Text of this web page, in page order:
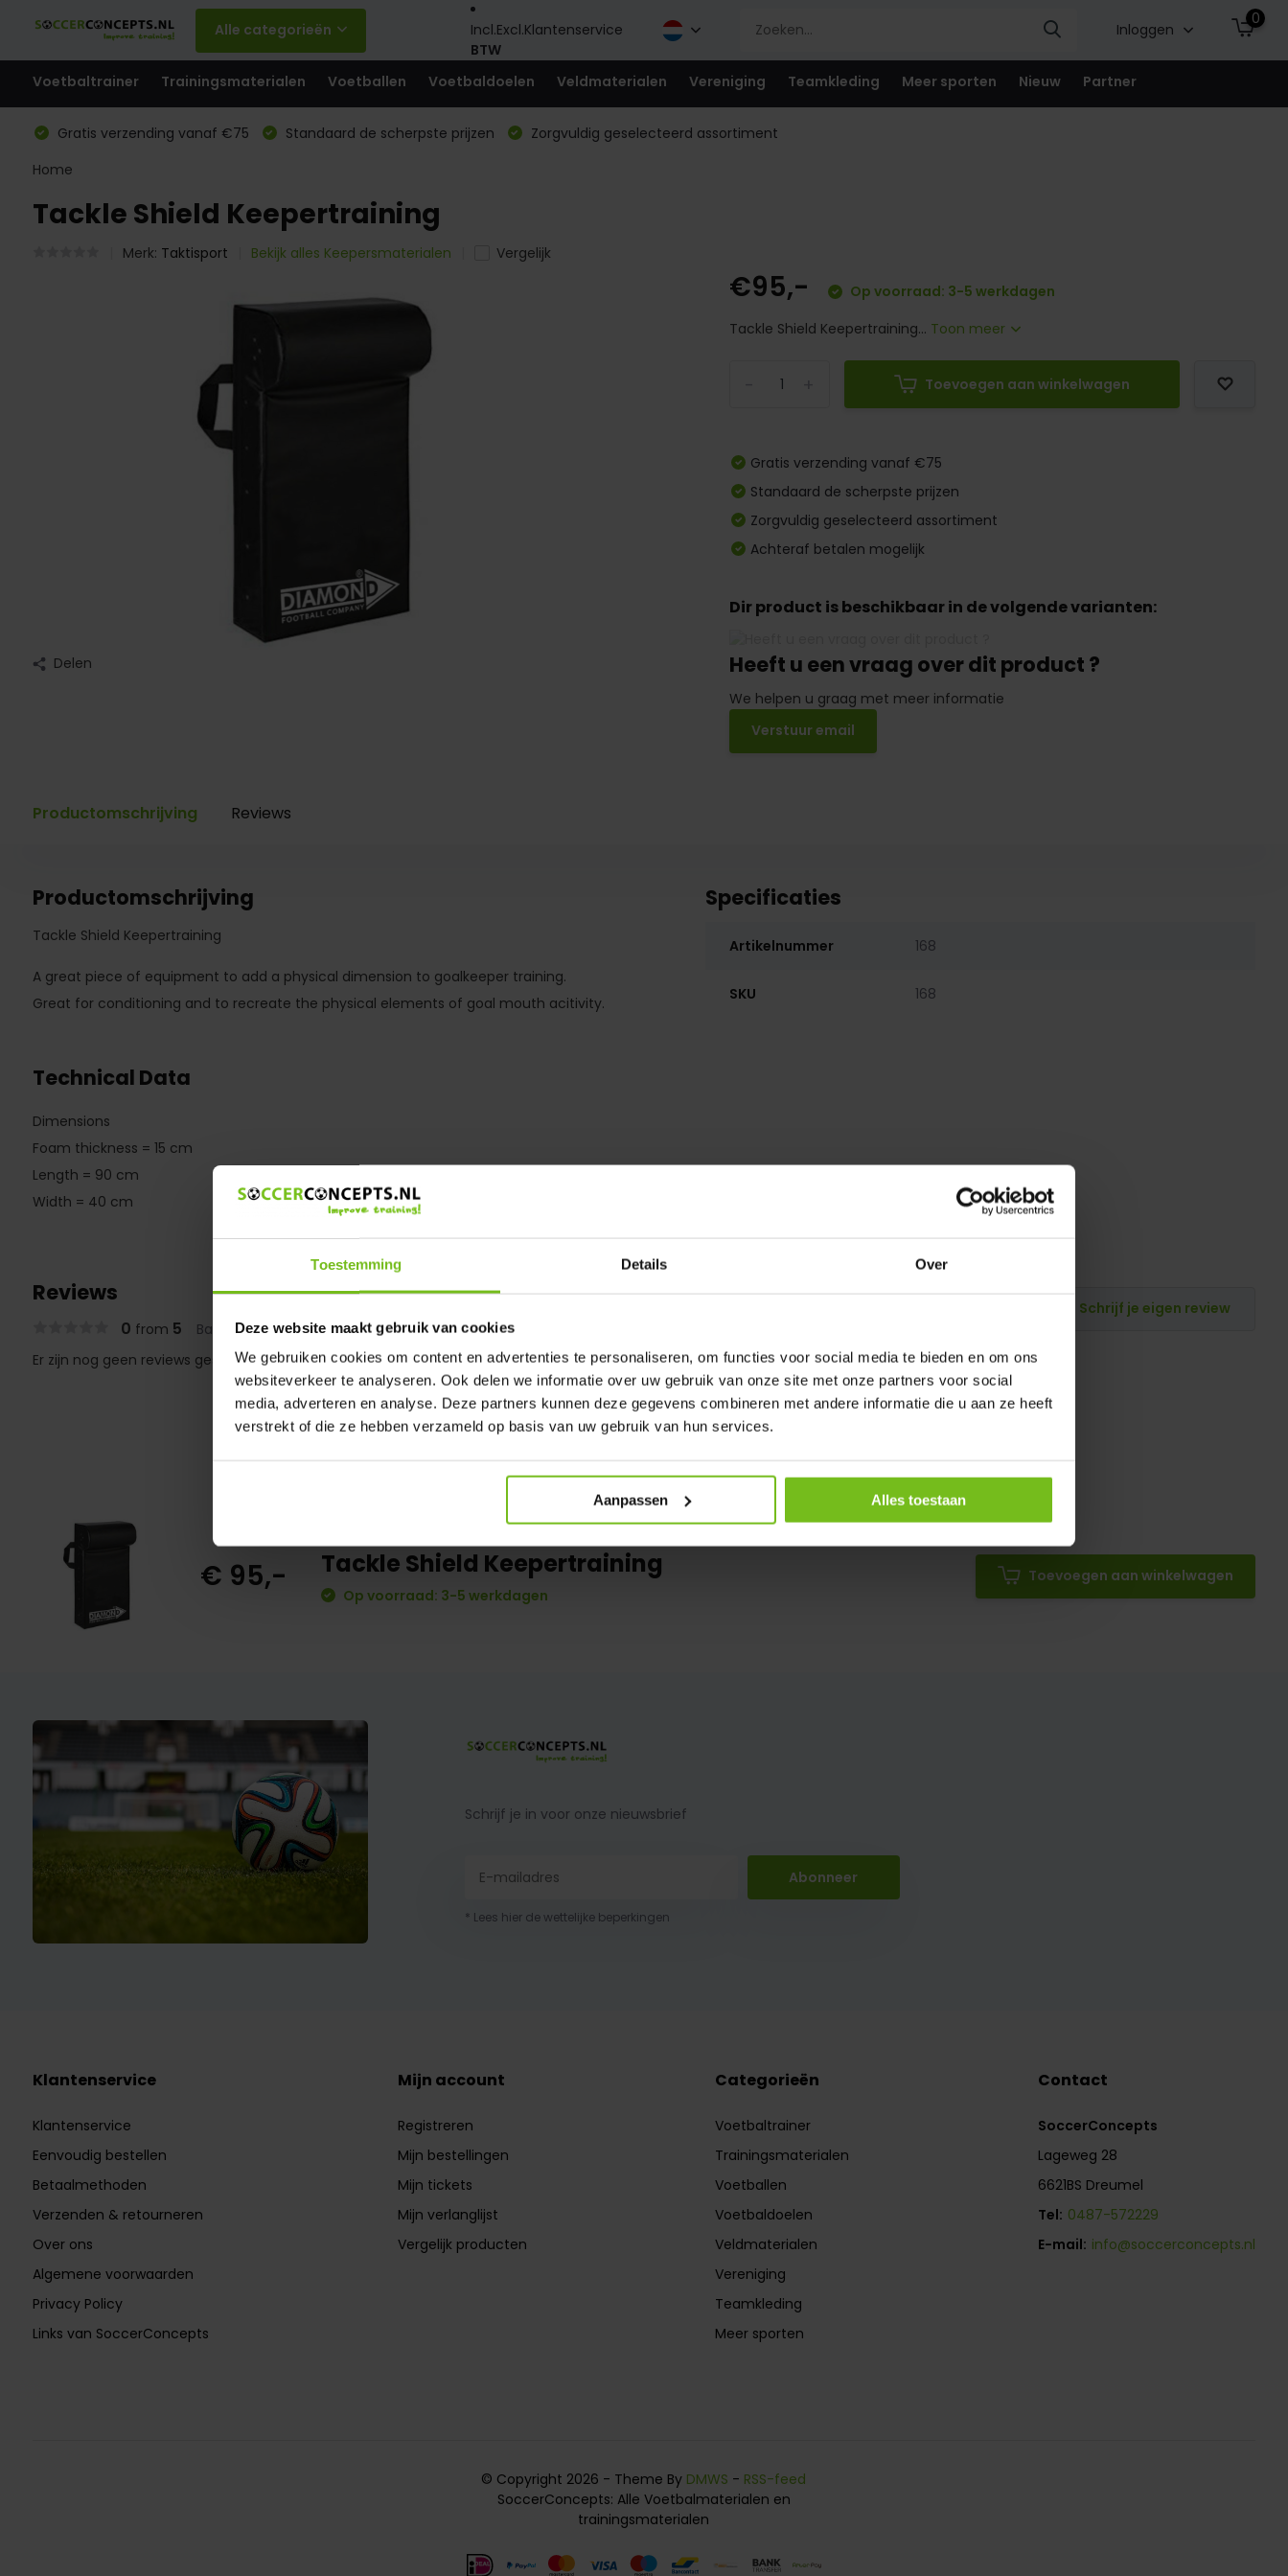
Toestemming Details Over
Deze website maakt gebruik van cookies
We gebruiken cookies om content en advertenties te personaliseren, om functies voor social media te bieden en om ons
websiteverkeer te analyseren. Ook delen we informatie over uw gebruik van onze site met onze partners voor social
media, adverteren en analyse. Deze partners kunnen deze gegevens combineren met andere informatie die u aan ze heeft
verstrekt of die ze hebben verzameld op basis van uw gebruik van hun services.
Aanpassen Alles toestaan
Alle categorieën Incl.Excl.
BTW
Klantenservice Inloggen
0
Voetbaltrainer Trainingsmaterialen Voetballen Voetbaldoelen Veldmaterialen Vereniging Teamkleding Meer sporten Nieuw Partner
Gratis verzending vanaf €75 Standaard de scherpste prijzen
Zorgvuldig geselecteerd assortiment
Home
Tackle Shield Keepertraining
Merk: Taktisport Bekijk alles Keepersmaterialen Vergelijk
Delen
€95,-
Op voorraad: 3-5 werkdagen
Tackle Shield Keepertraining... Toon meer
Toevoegen aan winkelwagen
Gratis verzending vanaf €75
Standaard de scherpste prijzen
Zorgvuldig geselecteerd assortiment
Achteraf betalen mogelijk
Dir product is beschikbaar in de volgende varianten:
Heeft u een vraag over dit product ?
We helpen u graag met meer informatie
Verstuur email
Productomschrijving Reviews
Productomschrijving
Tackle Shield Keepertraining
A great piece of equipment to add a physical dimension to goalkeeper training.
Great for conditioning and to recreate the physical elements of goal mouth acitivity.
Technical Data
Dimensions
Foam thickness = 15 cm
Length = 90 cm
Width = 40 cm
Specificaties
Artikelnummer 168
SKU 168
Reviews
0 from 5 Based on 0 reviews
Schrijf je eigen review
Er zijn nog geen reviews geschreven over dit product..
€ 95,- Tackle Shield Keepertraining
Op voorraad: 3-5 werkdagen
Toevoegen aan winkelwagen
Schrijf je in voor onze nieuwsbrief
Abonneer
* Lees hier de wettelijke beperkingen
Klantenservice
Klantenservice
Eenvoudig bestellen
Betaalmethoden
Verzenden & retourneren
Over ons
Algemene voorwaarden
Privacy Policy
Links van SoccerConcepts
Mijn account
Registreren
Mijn bestellingen
Mijn tickets
Mijn verlanglijst
Vergelijk producten
Categorieën
Voetbaltrainer
Trainingsmaterialen
Voetballen
Voetbaldoelen
Veldmaterialen
Vereniging
Teamkleding
Meer sporten
Contact
SoccerConcepts
Lageweg 28
6621BS Dreumel
Tel: 0487-572229
E-mail: info@soccerconcepts.nl
© Copyright 2026 - Theme By DMWS - RSS-feed
SoccerConcepts: Alle Voetbalmaterialen en
trainingsmaterialen